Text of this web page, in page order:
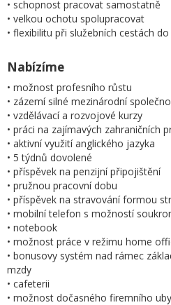
• schopnost pracovat samostatně
• velkou ochotu spolupracovat
• flexibilitu při služebních cestách
Nabízíme
• možnost profesního růstu
• zázemí silné mezinárodní
• vzdělávací a rozvojové kurzy
• práci na zajímavých zahraničních
• aktivní využití anglického jazyka
• 5 týdnů dovolené
• příspěvek na penzijní připojištění
• pružnou pracovní dobu
• příspěvek na stravování formou
• mobilní telefon s možností
• notebook
• možnost práce v režimu home
• bonusovy systém nad rámec
mzdy
• cafeterii
• možnost dočasného firemního